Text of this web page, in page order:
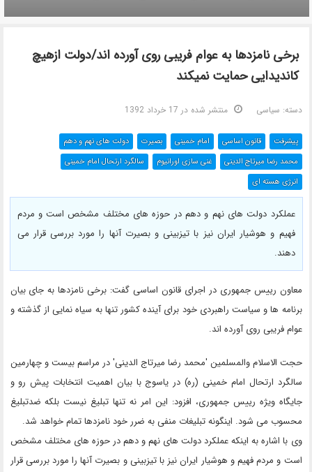
برخی نامزدها به عوام فریبی روی آورده اند/دولت ازهیچ
کاندیدایی حمایت نمیکند
دسته: سیاسی منتشر شده در 17 خرداد 1392
پیشرفت قانون اساسی امام خمینی بصیرت دولت های نهم و دهم
انرژی هسته ای
سالگرد ارتحال امام خمینی غنی سازی اورانیوم محمد رضا میرتاج الدینی
عملکرد دولت های نهم و دهم در حوزه های مختلف مشخص است و مردم
فهیم و هوشیار ایران نیز با تیزبینی و بصیرت آنها را مورد بررسی قرار می
دهند.
معاون رییس جمهوری در اجرای قانون اساسی گفت: برخی نامزدها به جای بیان
برنامه ها و سیاست راهبردی خود برای آینده کشور تنها به سیاه نمایی از گذشته و
عوام فریبی روی آورده اند.
حجت الاسلام والمسلمین 'محمد رضا میرتاج الدینی' در مراسم بیست و چهارمین
سالگرد ارتحال امام خمینی (ره) در یاسوج با بیان اهمیت انتخابات پیش رو و
جایگاه ویژه رییس جمهوری، افزود: این امر نه تنها تبلیغ نیست بلکه ضدتبلیغ
محسوب می شود. اینگونه تبلیغات منفی به ضرر خود نامزدها تمام خواهد شد.
وی با اشاره به اینکه عملکرد دولت های نهم و دهم در حوزه های مختلف مشخص
است و مردم فهیم و هوشیار ایران نیز با تیزبینی و بصیرت آنها را مورد بررسی قرار